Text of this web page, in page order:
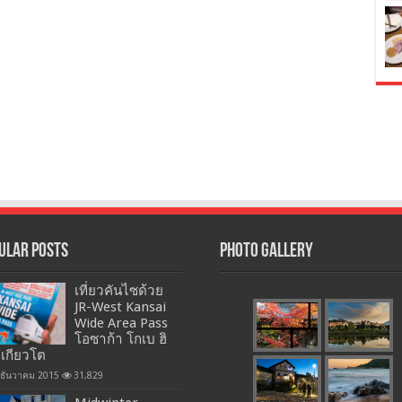
Posts
เที่ยวคันไซด้วย
JR-West Kansai
Wide Area Pass
โอซาก้า โกเบ ฮิ
กียวโต
นวาคม 2015 31,829
Photo Gallery